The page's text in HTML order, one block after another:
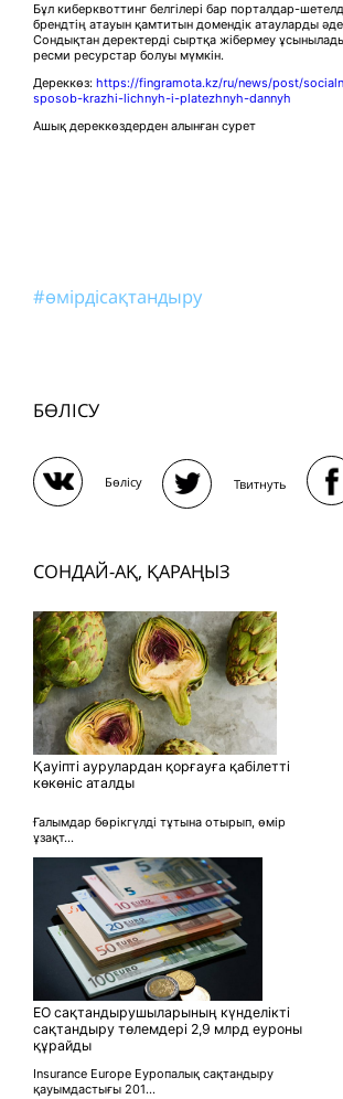
Бұл киберквоттинг белгілері бар порталдар-
брендтің атауын қамтитын домендік атауларды
Сондықтан деректерді сыртқа жібермеу
ресми ресурстар болуы мүмкін.
Дереккөз: https://fingramota.kz/ru/news/post/
sposob-krazhi-lichnyh-i-platezhnyh-dannyh
Ашық дереккөздерден алынған сурет
#өмірдісақтандыру
БӨЛІСУ
Бөлісу Твитнуть
СОНДАЙ-АҚ, ҚАРАҢЫЗ
Қауіпті аурулардан қорғауға қабілетті
көкөніс аталды
Ғалымдар бөрікгүлді тұтына отырып, өмір
ұзақт...
ЕО сақтандырушыларының күнделікті
сақтандыру төлемдері 2,9 млрд еуроны
құрайды
Insurance Europe Еуропалық сақтандыру
қауымдастығы 201...